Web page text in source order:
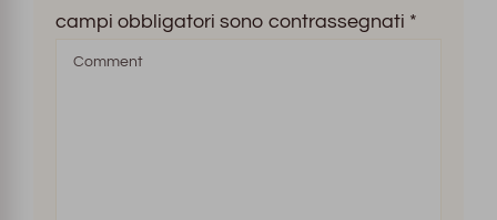
campi obbligatori sono contrassegnati *